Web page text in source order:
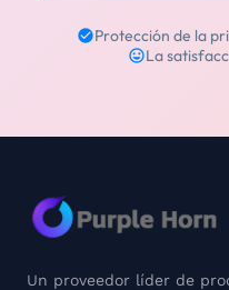
Protección de la
La
Un proveedor líder de